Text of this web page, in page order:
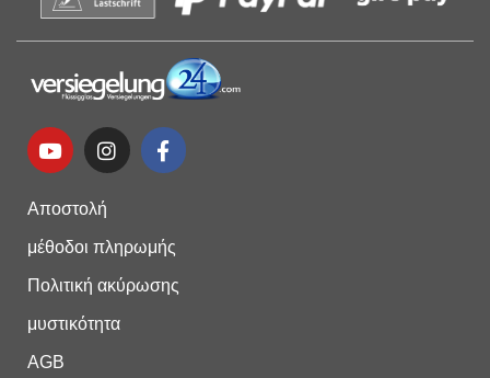
Αποστολή
μέθοδοι πληρωμής
Πολιτική ακύρωσης
μυστικότητα
AGB